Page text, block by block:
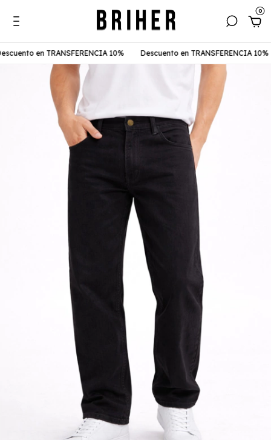
0
en TRANSFERENCIA 10% Descuento en TRANSFERENCIA 10%